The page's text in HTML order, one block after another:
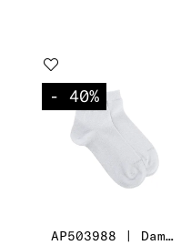
AP503988 | Dames Enkelsok
- 40%